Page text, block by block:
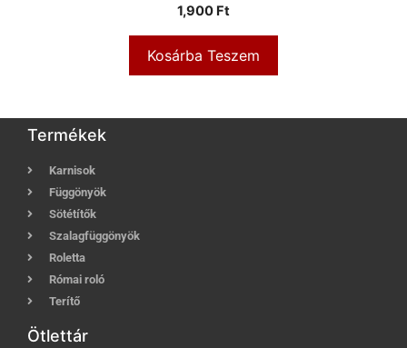
1,900 Ft
Kosárba Teszem
Termékek
Karnisok
Függönyök
Sötétítők
Szalagfüggönyök
Roletta
Római roló
Terítő
Ötlettár